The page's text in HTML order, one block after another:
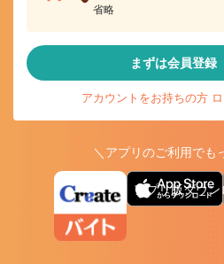
省略
まずは会員登録
アカウントをお持ちの方
＼アプリのご利用でも
アプリ版ダウ